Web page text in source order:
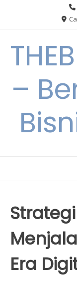
–
Era